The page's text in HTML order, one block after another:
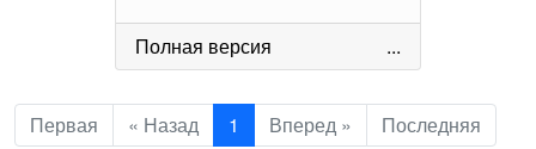
Полная версия ...
Первая « Назад 1 Вперед » Последняя